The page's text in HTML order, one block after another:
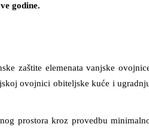
godine.
zaštite elemenata vanjske
ovojnici obiteljske kuće i
prostora kroz provedbu